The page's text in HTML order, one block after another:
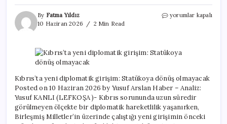
By Fatma Yıldız
10 Haziran 2026
2 Min Read
Kıbrıs’ta
dönüş
için
yorumlar kapalı
Kıbrıs’ta yeni diplomatik girişim: Statükoya dönüş olmayacak
Posted on 10 Haziran 2026 by Yusuf Arslan Haber – Analiz:
Yusuf KANLI (LEFKOŞA )- Kıbrıs sorununda uzun süredir
görülmeyen ölçekte bir diplomatik hareketlilik yaşanırken,
Birleşmiş Milletler’in üzerinde çalıştığı yeni girişimin önceki